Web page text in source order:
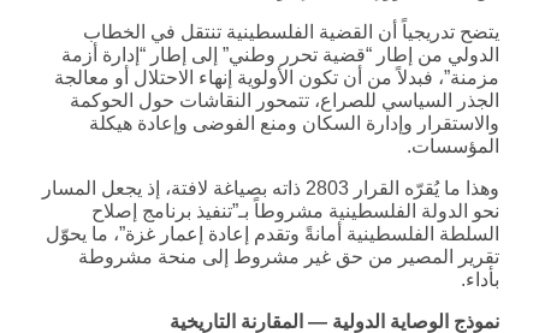
يتضح تدريجياً أن القضية الفلسطينية تنتقل في الخطاب
الدولي من إطار “قضية تحرر وطني” إلى إطار “إدارة أزمة
مزمنة”، فبدلاً من أن تكون الأولوية إنهاء الاحتلال أو معالجة
الجذر السياسي للصراع، تتمحور النقاشات حول الحوكمة
والاستقرار وإدارة السكان ومنع الفوضى وإعادة هيكلة
المؤسسات.
وهذا ما يُقرّه القرار 2803 ذاته بصياغة لافتة، إذ يجعل المسار
نحو الدولة الفلسطينية مشروطاً بـ”تنفيذ برنامج إصلاح
السلطة الفلسطينية أمانةً وتقدم إعادة إعمار غزة”، ما يحوّل
تقرير المصير من حق غير مشروط إلى منحة مشروطة
بأداء.
نموذج الوصاية الدولية — المقارنة التاريخية